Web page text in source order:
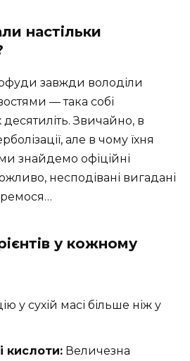
настільки
завжди володіли
— така собі
десятиліть. Звичайно, в
але в чому їхня
знайдемо офіційні
несподівані вигадані
у кожному
у сухій масі більше ніж у
кислоти: Величезна